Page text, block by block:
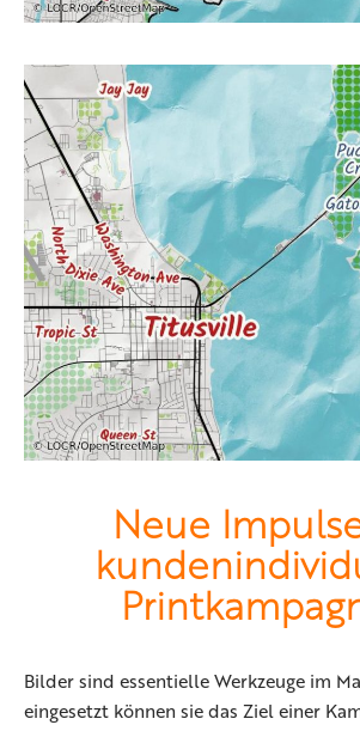
Neue
Bilder sind essentielle Werkzeuge im
eingesetzt können sie das Ziel einer